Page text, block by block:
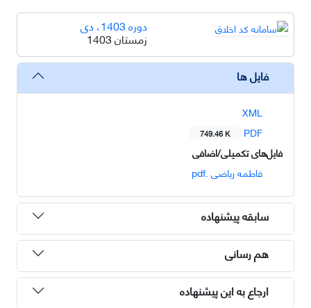
دوره 1403، دی
زمستان 1403
فایل ها
XML
PDF
749.46 K
فایل‌های تکمیلی/اضافی
فاطمه ریاضی .pdf
سابقه پیشنهاده
هم رسانی
ارجاع به این پیشنهاده